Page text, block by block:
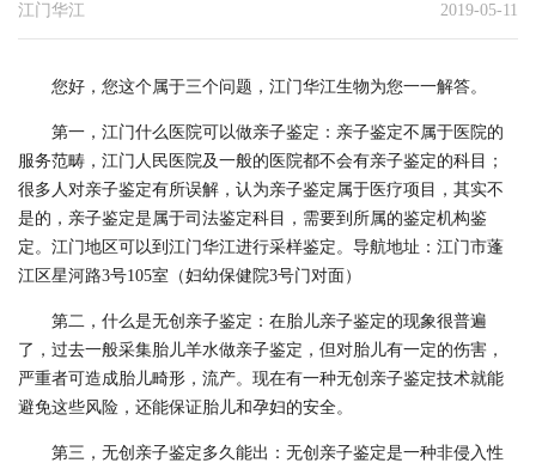
江门华江 2019-05-11
您好，您这个属于三个问题，江门华江生物为您一一解答。
第一，江门什么医院可以做亲子鉴定：亲子鉴定不属于医院的
服务范畴，江门人民医院及一般的医院都不会有亲子鉴定的科目；
很多人对亲子鉴定有所误解，认为亲子鉴定属于医疗项目，其实不
是的，亲子鉴定是属于司法鉴定科目，需要到所属的鉴定机构鉴
定。江门地区可以到江门华江进行采样鉴定。导航地址：江门市蓬
江区星河路3号105室（妇幼保健院3号门对面）
第二，什么是无创亲子鉴定：在胎儿亲子鉴定的现象很普遍
了，过去一般采集胎儿羊水做亲子鉴定，但对胎儿有一定的伤害，
严重者可造成胎儿畸形，流产。现在有一种无创亲子鉴定技术就能
避免这些风险，还能保证胎儿和孕妇的安全。
第三，无创亲子鉴定多久能出：无创亲子鉴定是一种非侵入性